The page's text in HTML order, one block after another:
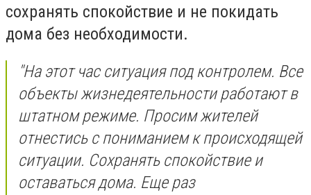
сохранять спокойствие и не покидать
дома без необходимости.
"На этот час ситуация под контролем. Все
объекты жизнедеятельности работают в
штатном режиме. Просим жителей
отнестись с пониманием к происходящей
ситуации. Сохранять спокойствие и
оставаться дома. Еще раз